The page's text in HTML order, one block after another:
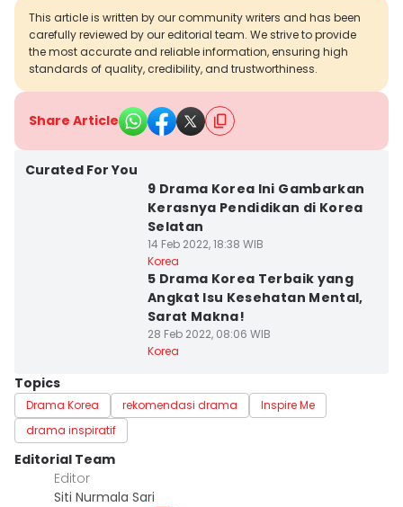
This article is written by our community writers and has been
carefully reviewed by our editorial team. We strive to provide
the most accurate and reliable information, ensuring high
standards of quality, credibility, and trustworthiness.
Share Article
Curated For You
9 Drama Korea Ini Gambarkan
Kerasnya Pendidikan di Korea
Selatan
14 Feb 2022, 18:38 WIB
Korea
5 Drama Korea Terbaik yang
Angkat Isu Kesehatan Mental,
Sarat Makna!
28 Feb 2022, 08:06 WIB
Korea
Topics
Drama Korea rekomendasi drama
Inspire Me
drama inspiratif
Editorial Team
Editor
Siti Nurmala Sari